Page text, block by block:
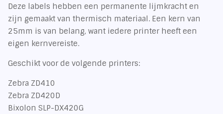
Deze labels hebben een permanente lijmkracht en
zijn gemaakt van thermisch materiaal. Een kern van
25mm is van belang, want iedere printer heeft een
eigen kernvereiste.
Geschikt voor de volgende printers:
Zebra ZD410
Zebra ZD420D
Bixolon SLP-DX420G